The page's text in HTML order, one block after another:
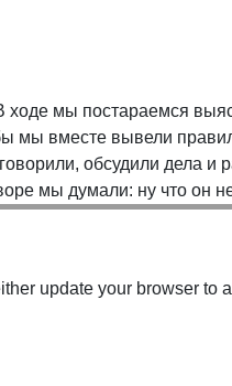
мы постараемся
мы вместе вывели
обсудили дела и
мы думали: ну что он
update your browser to